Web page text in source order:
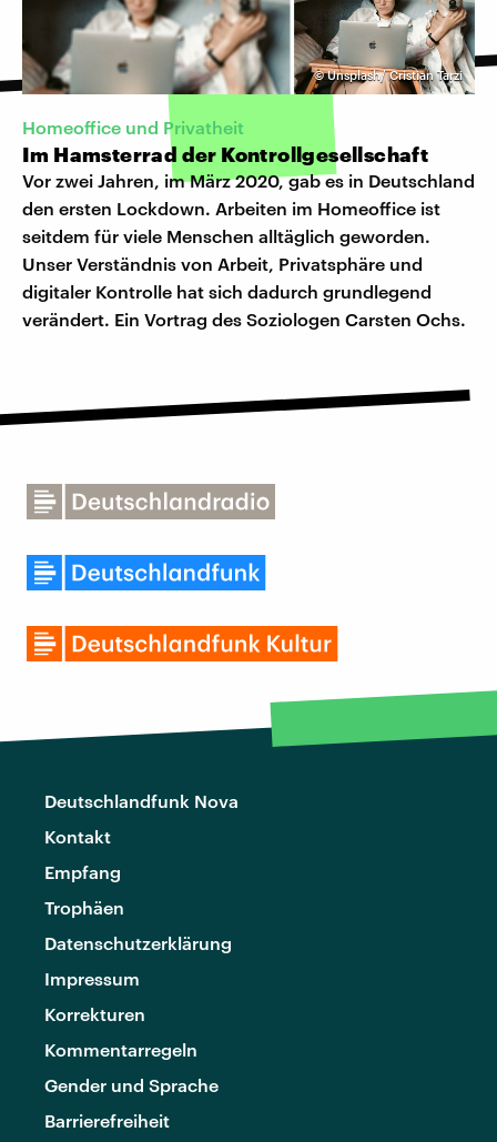
©Unsplash/ Cristian Tarzi
Homeoffice und Privatheit
Im Hamsterrad der Kontrollgesellschaft
Vor zwei Jahren, im März 2020, gab es in Deutschland
den ersten Lockdown. Arbeiten im Homeoffice ist
seitdem für viele Menschen alltäglich geworden.
Unser Verständnis von Arbeit, Privatsphäre und
digitaler Kontrolle hat sich dadurch grundlegend
verändert. Ein Vortrag des Soziologen Carsten Ochs.
Deutschlandfunk Nova
Kontakt
Empfang
Trophäen
Datenschutzerklärung
Impressum
Korrekturen
Kommentarregeln
Gender und Sprache
Barrierefreiheit